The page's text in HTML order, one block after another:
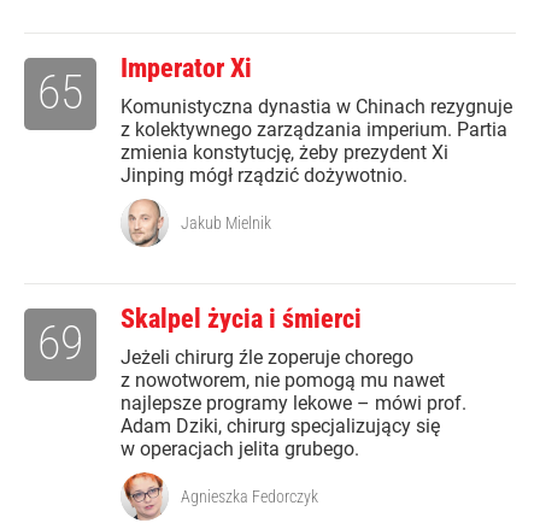
Imperator Xi
Komunistyczna dynastia w Chinach rezygnuje
z kolektywnego zarządzania imperium. Partia
zmienia konstytucję, żeby prezydent Xi
Jinping mógł rządzić dożywotnio.
65
Jakub Mielnik
Skalpel życia i śmierci
Jeżeli chirurg źle zoperuje chorego
z nowotworem, nie pomogą mu nawet
najlepsze programy lekowe – mówi prof.
Adam Dziki, chirurg specjalizujący się
w operacjach jelita grubego.
69
Agnieszka Fedorczyk